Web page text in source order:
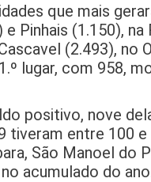
que mais
e Pinhais (1.150),
(2.493), no
lugar, com 958,
positivo, nove
tiveram entre 100
São Manoel do
acumulado do